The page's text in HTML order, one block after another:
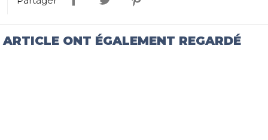
ONT ÉGALEMENT REGARDÉ